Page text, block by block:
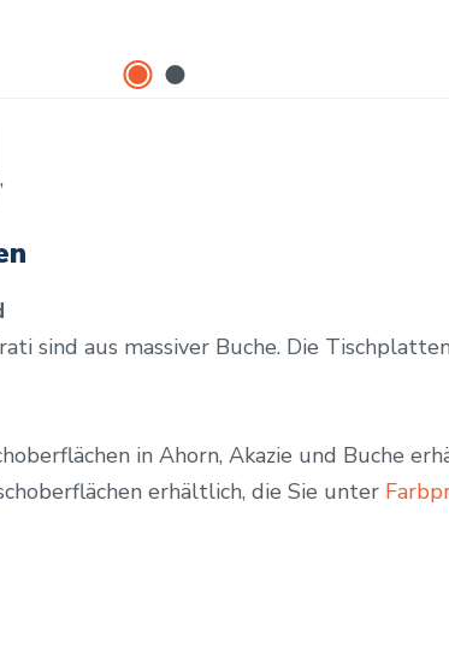
sind aus massiver Buche. Die
in Ahorn, Akazie und Buche
erhältlich, die Sie unter